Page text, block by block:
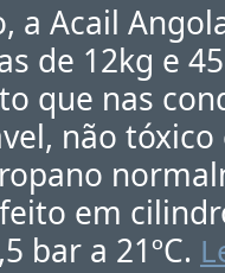
a Acail
de 12kg e
que nas
não
em
bar a 21ºC.